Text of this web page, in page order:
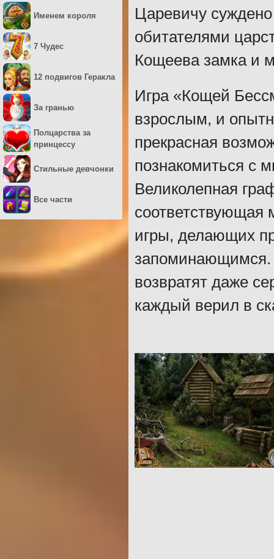
Царевичу
обитателями
Кощеева замка и
Игра «Кощей
взрослым, и
прекрасная
познакомиться с
Великолепная
соответствующая
игры, делающих
запоминающимся.
возвратят даже
каждый верил в
Именем короля
7 Чудес
12 подвигов Геракла
За гранью
Полцарства за
принцессу
Стильные девчонки
Все части